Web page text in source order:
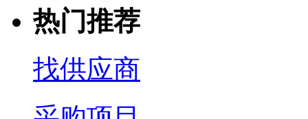
热门推荐
找供应商